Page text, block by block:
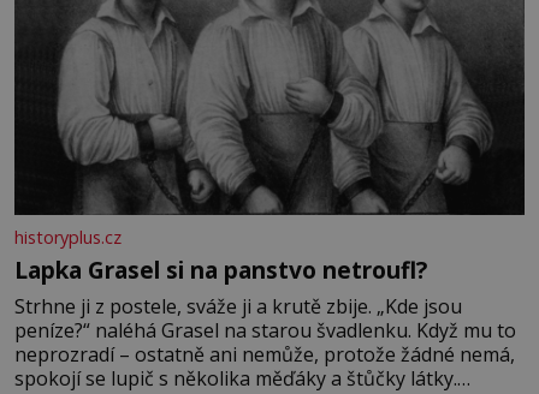
historyplus.cz
Lapka Grasel si na panstvo netroufl?
Strhne ji z postele, sváže ji a krutě zbije. „Kde jsou
peníze?“ naléhá Grasel na starou švadlenku. Když mu to
neprozradí – ostatně ani nemůže, protože žádné nemá,
spokojí se lupič s několika měďáky a štůčky látky.